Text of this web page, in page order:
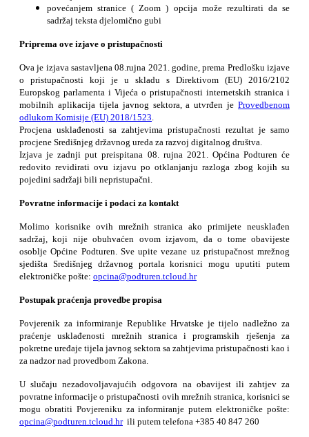
povećanjem stranice ( Zoom ) opcija može rezultirati da se
sadržaj teksta djelomično gubi
Priprema ove izjave o pristupačnosti
Ova je izjava sastavljena 08.rujna 2021. godine, prema Predlošku izjave
o pristupačnosti koji je u skladu s Direktivom (EU) 2016/2102
Europskog parlamenta i Vijeća o pristupačnosti internetskih stranica i
mobilnih aplikacija tijela javnog sektora, a utvrđen je Provedbenom
odlukom Komisije (EU) 2018/1523.
Procjena usklađenosti sa zahtjevima pristupačnosti rezultat je samo
procjene Središnjeg državnog ureda za razvoj digitalnog društva.
Izjava je zadnji put preispitana 08. rujna 2021. Općina Podturen će
redovito revidirati ovu izjavu po otklanjanju razloga zbog kojih su
pojedini sadržaji bili nepristupačni.
Povratne informacije i podaci za kontakt
Molimo korisnike ovih mrežnih stranica ako primijete neusklađen
sadržaj, koji nije obuhvaćen ovom izjavom, da o tome obavijeste
osoblje Općine Podturen. Sve upite vezane uz pristupačnost mrežnog
sjedišta Središnjeg državnog portala korisnici mogu uputiti putem
elektroničke pošte: opcina@podturen.tcloud.hr
Postupak praćenja provedbe propisa
Povjerenik za informiranje Republike Hrvatske je tijelo nadležno za
praćenje usklađenosti mrežnih stranica i programskih rješenja za
pokretne uređaje tijela javnog sektora sa zahtjevima pristupačnosti kao i
za nadzor nad provedbom Zakona.
U slučaju nezadovoljavajućih odgovora na obavijest ili zahtjev za
povratne informacije o pristupačnosti ovih mrežnih stranica, korisnici se
mogu obratiti Povjereniku za informiranje putem elektroničke pošte:
opcina@podturen.tcloud.hrili putem telefona +385 40 847 260